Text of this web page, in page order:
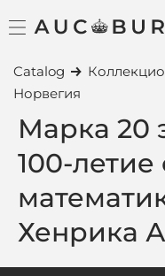
Catalog
Норвегия
Марка 20
100-
Хенрика